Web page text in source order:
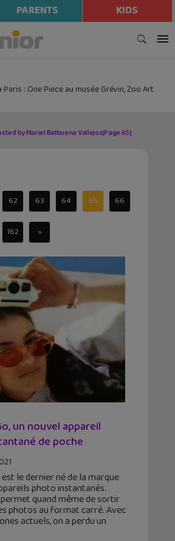
PARENTS KIDS
: One Piece au musée Grévin, Zoo Art
by Mariel Balbuena Vallejos(Page 65)
62 63 64 65 66
162 »
un nouvel appareil
de poche
le dernier né de la marque
photo instantanés.
quand même de sortir
photos au format carré. Avec
actuels, on a perdu un